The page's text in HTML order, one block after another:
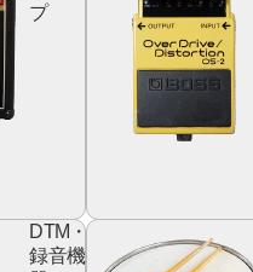
プ
DTM・
録音機
digital
device